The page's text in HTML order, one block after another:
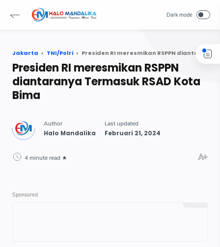
Jakarta TNI/Polri Presiden RI meresmikan RSPPN diantaranya Termasuk RSAD Kota Bima
Presiden RI meresmikan RSPPN
diantaranya Termasuk RSAD Kota
Bima
4 minute read